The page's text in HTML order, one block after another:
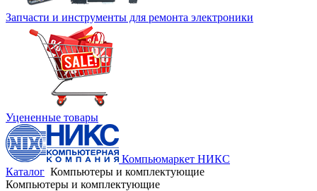
Запчасти и инструменты для ремонта электроники
Уцененные товары
Компьюмаркет НИКС
Каталог Компьютеры и комплектующие
Компьютеры и комплектующие